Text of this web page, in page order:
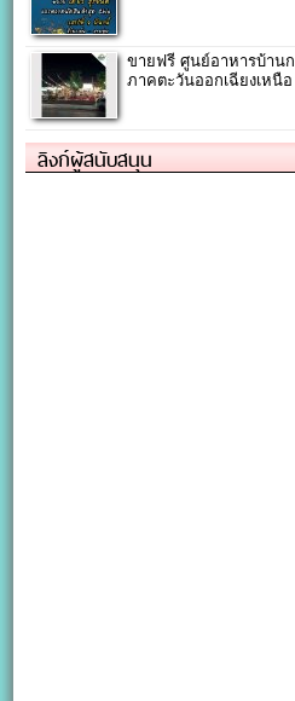
ขายฟรี ศูนย์อาหารบ้าน
ภาคตะวันออกเฉียงเหนือ
ลิงก์ผู้สนับสนุน